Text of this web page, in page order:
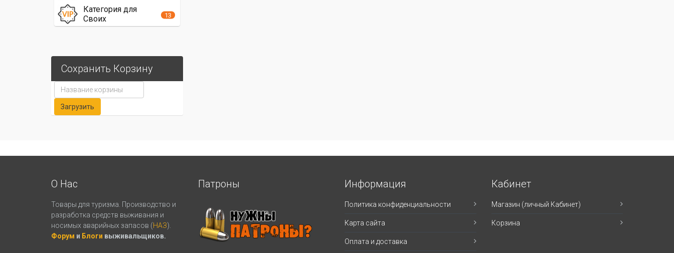
Категория для
Своих
13
Сохранить Корзину
О Нас
Товары для туризма. Производство и
разработка средств выживания и
носимых аварийных запасов (НАЗ).
Форум и Блоги выживальщиков.
Патроны Информация
Политика конфиденциальности
Карта сайта
Оплата и доставка
Кабинет
Магазин (личный Кабинет)
Корзина